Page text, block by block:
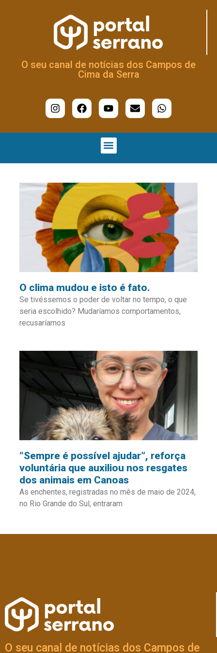
O seu canal de notícias dos Campos de
Cima da Serra
O clima mudou e isto é fato.
Se tivéssemos o poder de voltar no tempo, o que
seria escolhido? Mudaríamos comportamentos,
recusaríamos
“Sempre é possível ajudar”, reforça
voluntária que auxiliou nos resgates
dos animais em Canoas
As enchentes, registradas no mês de maio de 2024,
no Rio Grande do Sul, entraram
O seu canal de notícias dos Campos de